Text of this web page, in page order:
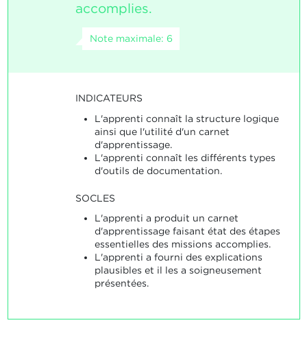
accomplies.
Note maximale: 6
INDICATEURS
L'apprenti connaît la structure logique
ainsi que l'utilité d'un carnet
d'apprentissage.
L'apprenti connaît les différents types
d'outils de documentation.
SOCLES
L'apprenti a produit un carnet
d'apprentissage faisant état des étapes
essentielles des missions accomplies.
L'apprenti a fourni des explications
plausibles et il les a soigneusement
présentées.